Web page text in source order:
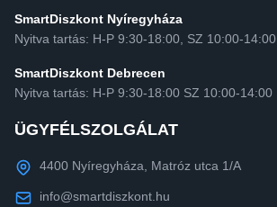
SmartDiszkont Nyíregyháza
Nyitva tartás: H-P 9:30-18:00, SZ 10:00-14:00
SmartDiszkont Debrecen
Nyitva tartás: H-P 9:30-18:00 SZ 10:00-14:00
ÜGYFÉLSZOLGÁLAT
4400 Nyíregyháza, Matróz utca 1/A
info@smartdiszkont.hu